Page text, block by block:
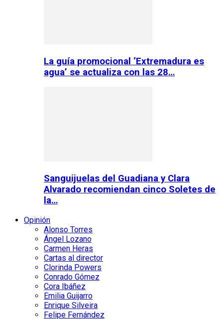
La guía promocional ‘Extremadura es
agua’ se actualiza con las 28…
Sanguijuelas del Guadiana y Clara
Alvarado recomiendan cinco Soletes de
la…
Opinión
Alonso Torres
Ángel Lozano
Carmen Heras
Cartas al director
Clorinda Powers
Conrado Gómez
Cora Ibáñez
Emilia Guijarro
Enrique Silveira
Felipe Fernández